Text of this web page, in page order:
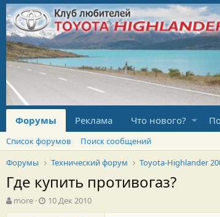
Форумы Реклама Что нового?
Список форумов
Поиск сообщений
Форумы
Технический форум Toyota-Highlander
Где купить противогаз?
А
в
more
Д
а
10 Дек 2010